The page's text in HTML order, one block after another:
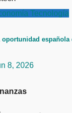
Tecnología
oportunidad
8, 2026